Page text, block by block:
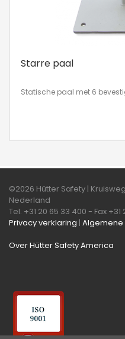
Starre paal
Statische paal met 6
©2026 Hütter Safety |
Nederland
Tel. +31 20 65 33 400 - Fax +31
Privacy verklaring |
Over Hütter Safety America